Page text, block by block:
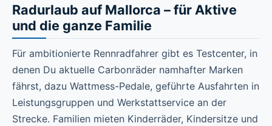
Radurlaub auf Mallorca – für Aktive
und die ganze Familie
Für ambitionierte Rennradfahrer gibt es Testcenter, in
denen Du aktuelle Carbonräder namhafter Marken
fährst, dazu Wattmess-Pedale, geführte Ausfahrten in
Leistungsgruppen und Werkstattservice an der
Strecke. Familien mieten Kinderräder, Kindersitze und